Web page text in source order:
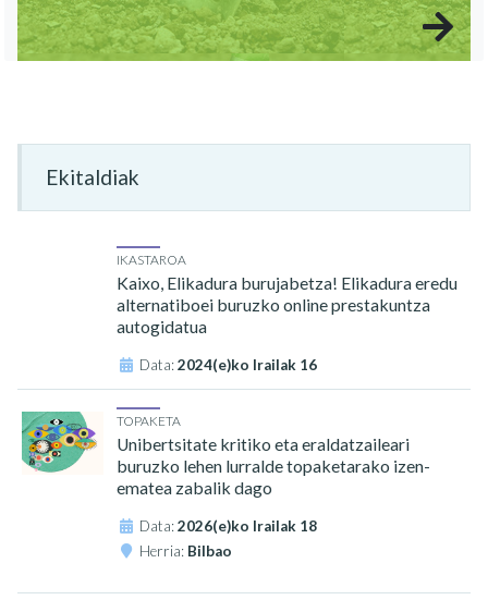
Ekitaldiak
IKASTAROA
Kaixo, Elikadura burujabetza! Elikadura eredu
alternatiboei buruzko online prestakuntza
autogidatua
Data:2024(e)ko Irailak 16
TOPAKETA
Unibertsitate kritiko eta eraldatzaileari
buruzko lehen lurralde topaketarako izen-
ematea zabalik dago
Data:2026(e)ko Irailak 18
Herria: Bilbao